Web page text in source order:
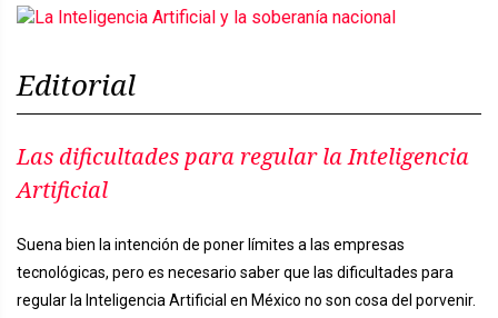
Editorial
Las dificultades para regular la Inteligencia
Artificial
Suena bien la intención de poner límites a las empresas
tecnológicas, pero es necesario saber que las dificultades para
regular la Inteligencia Artificial en México no son cosa del porvenir.